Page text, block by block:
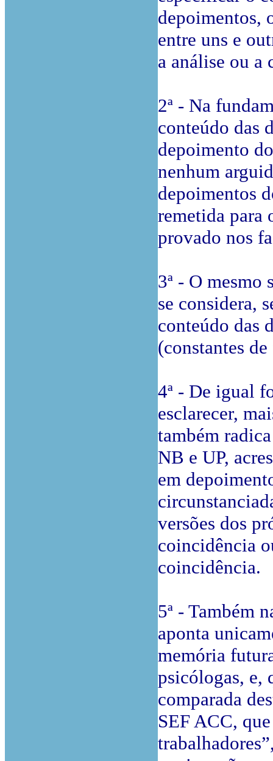
depoimentos,
entre uns e
a análise ou a
2ª - Na
conteúdo das
depoimento
nenhum
depoimentos
remetida para
provado nos
3ª - O mesmo
se considera,
conteúdo das
(constantes
4ª - De igual
esclarecer,
também
NB e UP,
em
versões dos
coincidência
coincidência.
5ª - Também
aponta
memória
psicólogas, e,
comparada
SEF ACC,